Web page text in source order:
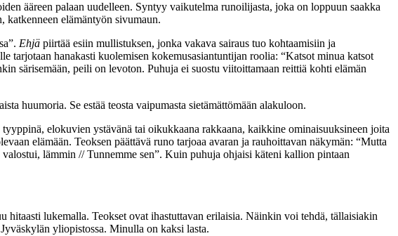
ääreen palaan uudelleen. Syntyy vaikutelma runoilijasta, joka on loppuun saakka
katkenneen elämäntyön sivumaun.
Ehjä piirtää esiin mullistuksen, jonka vakava sairaus tuo kohtaamisiin ja
tarjotaan hanakasti kuolemisen kokemusasiantuntijan roolia: “Katsot minua katsot
särisemään, peili on levoton. Puhuja ei suostu viitoittamaan reittiä kohti elämän
huumoria. Se estää teosta vaipumasta sietämättömään alakuloon.
elokuvien ystävänä tai oikukkaana rakkaana, kaikkine ominaisuuksineen joita
elämään. Teoksen päättävä runo tarjoaa avaran ja rauhoittavan näkymän: “Mutta
lämmin // Tunnemme sen”. Kuin puhuja ohjaisi käteni kallion pintaan
lukemalla. Teokset ovat ihastuttavan erilaisia. Näinkin voi tehdä, tällaisiakin
yliopistossa. Minulla on kaksi lasta.